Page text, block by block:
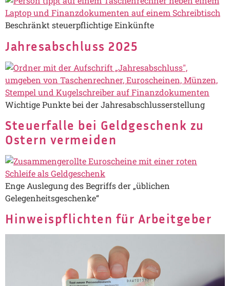
Beschränkt steuerpflichtige Einkünfte
Jahresabschluss 2025
Wichtige Punkte bei der Jahresabschlusserstellung
Steuerfalle bei Geldgeschenk zu
Ostern vermeiden
Enge Auslegung des Begriffs der „üblichen
Gelegenheitsgeschenke“
Hinweispflichten für Arbeitgeber